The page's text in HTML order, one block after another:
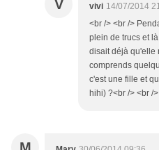
V vivi 14/07/2014
<br /> <br />
plein de trucs et
disait déjà qu'elle
comprends
c'est une fille et
hihi) ?<br /> <br /